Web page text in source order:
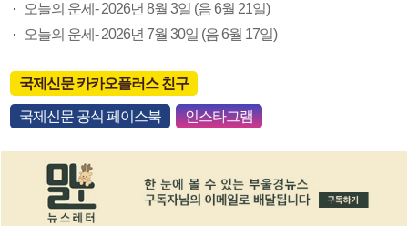
오늘의 운세- 2026년 8월 3일 (음 6월 21일)
오늘의 운세- 2026년 7월 30일 (음 6월 17일)
국제신문 카카오플러스 친구
국제신문 공식 페이스북 인스타그램